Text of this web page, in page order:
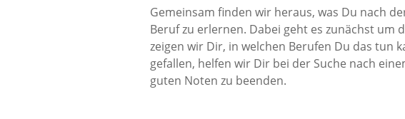
Gemeinsam finden wir heraus, was Du nach
Beruf zu erlernen. Dabei geht es zunächst um
zeigen wir Dir, in welchen Berufen Du das tun
gefallen, helfen wir Dir bei der Suche nach
guten Noten zu beenden.